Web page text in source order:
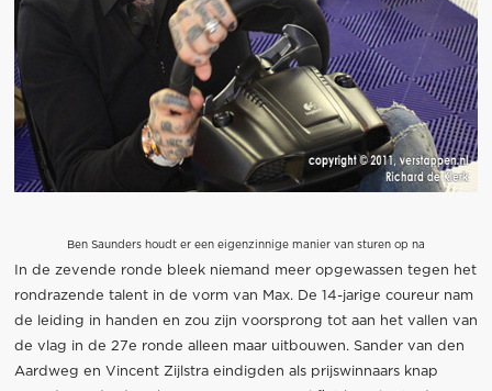
Ben Saunders houdt er een eigenzinnige manier van sturen op na
In de zevende ronde bleek niemand meer opgewassen tegen het
rondrazende talent in de vorm van Max. De 14-jarige coureur nam
de leiding in handen en zou zijn voorsprong tot aan het vallen van
de vlag in de 27e ronde alleen maar uitbouwen. Sander van den
Aardweg en Vincent Zijlstra eindigden als prijswinnaars knap